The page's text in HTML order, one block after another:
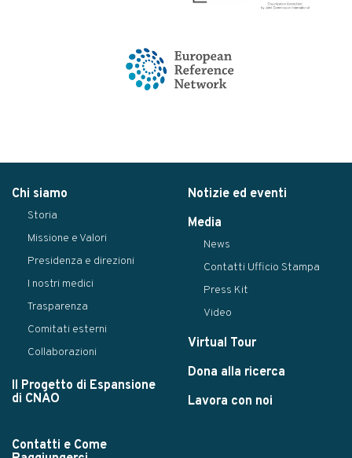
Chi siamo
Storia
Missione e Valori
Presidenza e direzioni
I nostri medici
Trasparenza
Comitati esterni
Collaborazioni
Il Progetto di Espansione
di CNAO
Contatti e Come
Notizie ed eventi
Media
News
Contatti Ufficio Stampa
Press Kit
Video
Virtual Tour
Dona alla ricerca
Lavora con noi